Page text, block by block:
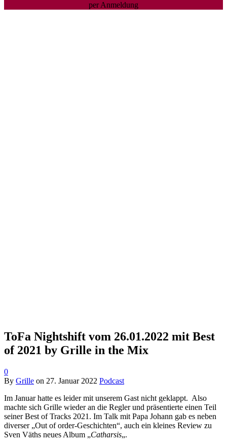
per Anmeldung
ToFa Nightshift vom 26.01.2022 mit Best
of 2021 by Grille in the Mix
0
By Grille on 27. Januar 2022 Podcast
Im Januar hatte es leider mit unserem Gast nicht geklappt. Also
machte sich Grille wieder an die Regler und präsentierte einen Teil
seiner Best of Tracks 2021. Im Talk mit Papa Johann gab es neben
diverser „Out of order-Geschichten“, auch ein kleines Review zu
Sven Väths neues Album „Catharsis„.